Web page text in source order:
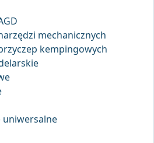
mechanicznych
kempingowych